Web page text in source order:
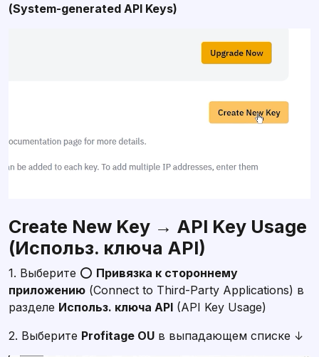
(System-generated API Keys)
Create New Key → API Key Usage
(Использ. ключа API)
1. Выберите ⭕ Привязка к стороннему
приложению (Connect to Third-Party Applications) в
разделе Использ. ключа API (API Key Usage)
2. Выберите Profitage OU в выпадающем списке ↓